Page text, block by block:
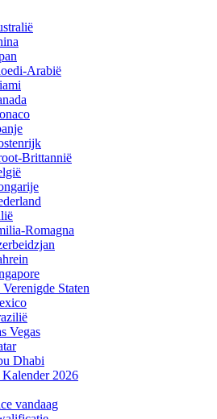
Arabië
Brittannië
Romagna
Staten
Vegas
Dhabi
2026
vandaag